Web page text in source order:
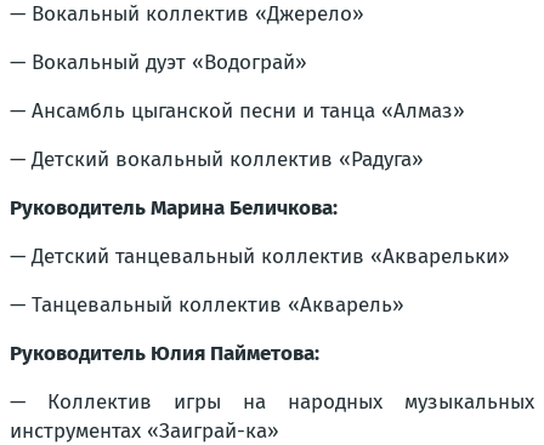
— Вокальный коллектив «Джерело»
— Вокальный дуэт «Водограй»
— Ансамбль цыганской песни и танца «Алмаз»
— Детский вокальный коллектив «Радуга»
Руководитель Марина Беличкова:
— Детский танцевальный коллектив «Акварельки»
— Танцевальный коллектив «Акварель»
Руководитель Юлия Пайметова:
— Коллектив игры на народных музыкальных
инструментах «Заиграй-ка»